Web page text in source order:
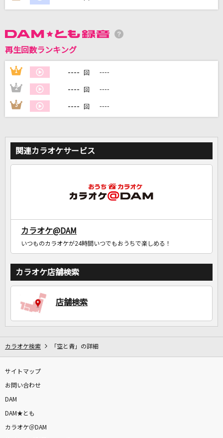
DAMに会員登録・ログインして
カラオケをもっと楽しもう！
自宅でカラオケ歌い放題！
再生回数ランキング
1 ---- 回 ----
2 ---- 回 ----
3 ---- 回 ----
関連カラオケサービス
カラオケ@DAM
いつものカラオケが24時間いつでもおうちで楽しめる！
カラオケ店舗検索
店舗検索
カラオケ検索 「空と青」の詳細
サイトマップ
お問い合わせ
DAM
DAM★とも
カラオケ＠DAM